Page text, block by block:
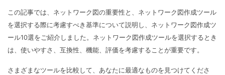
この記事では、ネットワーク図の重要性と、ネットワーク図作成ツール
を選択する際に考慮すべき基準について説明し、ネットワーク図作成ツ
ール10選をご紹介しました。ネットワーク図作成ツールを選択するとき
は、使いやすさ、互換性、機能、評価を考慮することが重要です。
さまざまなツールを比較して、あなたに最適なものを見つけてくださ